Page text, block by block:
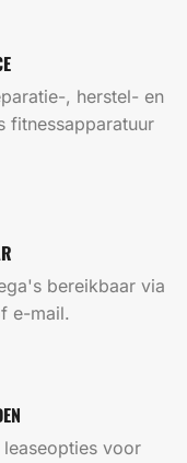
, herstel- en
fitnessapparatuur
bereikbaar via
e-mail.
voor